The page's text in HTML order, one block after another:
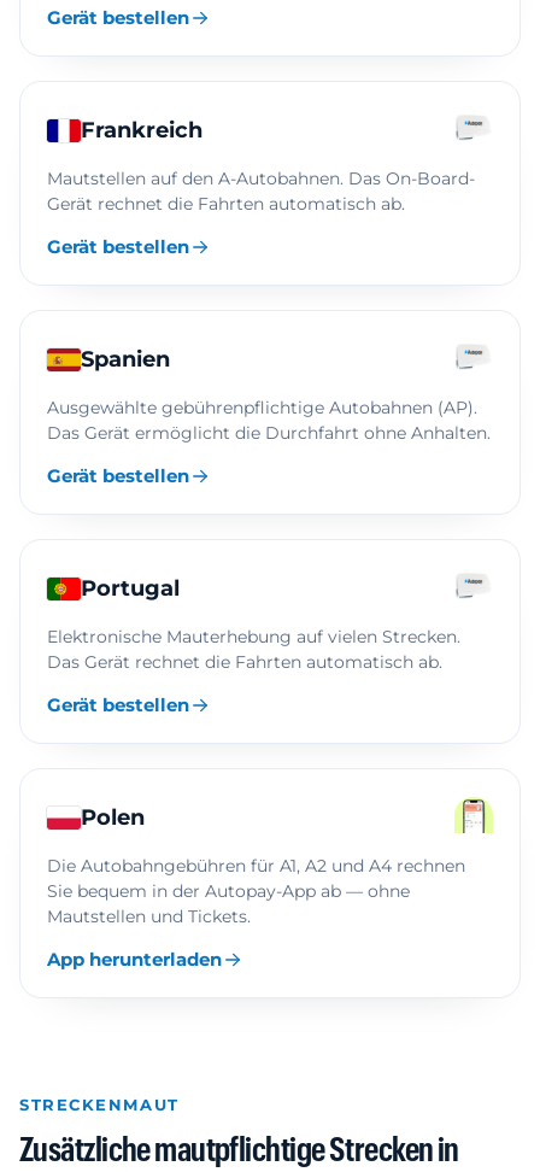
Gerät bestellen
Frankreich
Mautstellen auf den A-Autobahnen. Das On-Board-
Gerät rechnet die Fahrten automatisch ab.
Gerät bestellen
Spanien
Ausgewählte gebührenpflichtige Autobahnen (AP).
Das Gerät ermöglicht die Durchfahrt ohne Anhalten.
Gerät bestellen
Portugal
Elektronische Mauterhebung auf vielen Strecken.
Das Gerät rechnet die Fahrten automatisch ab.
Gerät bestellen
Polen
Die Autobahngebühren für A1, A2 und A4 rechnen
Sie bequem in der Autopay-App ab — ohne
Mautstellen und Tickets.
App herunterladen
STRECKENMAUT
Zusätzliche mautpflichtige Strecken in